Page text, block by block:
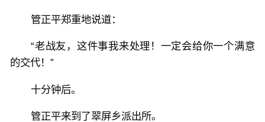
管正平郑重地说道：
“老战友，这件事我来处理！一定会给你一个满意
的交代！”
十分钟后。
管正平来到了翠屏乡派出所。